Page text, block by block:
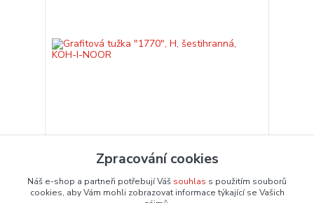
Grafitová tužka "1770", H, šestihranná, KOH-I-
8,11 Kč/ ks
Zpracování cookies
Náš e-shop a partneři potřebují Váš souhlas s použitím souborů
cookies, aby Vám mohli zobrazovat informace týkající se Vašich